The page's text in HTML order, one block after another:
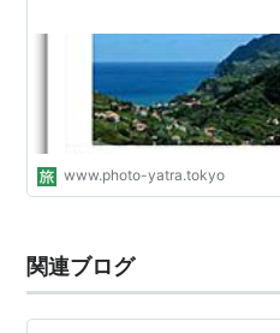
www.photo-yatra.tokyo
関連ブログ